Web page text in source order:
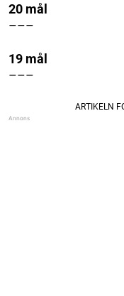
20 mål
–––
19 mål
–––